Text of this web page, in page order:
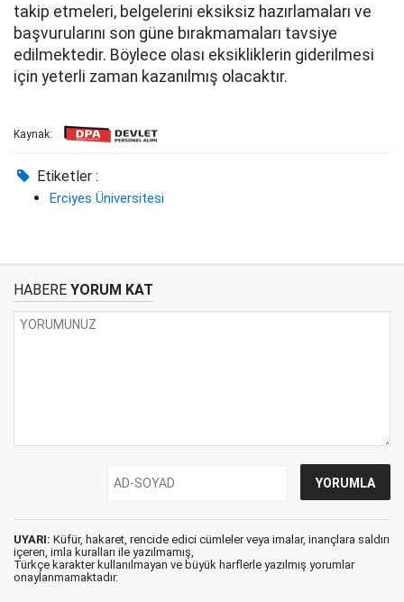
takip etmeleri, belgelerini eksiksiz hazırlamaları ve
başvurularını son güne bırakmamaları tavsiye
edilmektedir. Böylece olası eksikliklerin giderilmesi
için yeterli zaman kazanılmış olacaktır.
Kaynak:
Etiketler :
Erciyes Üniversitesi
HABERE YORUM KAT
UYARI: Küfür, hakaret, rencide edici cümleler veya imalar, inançlara saldırı
içeren, imla kuralları ile yazılmamış,
Türkçe karakter kullanılmayan ve büyük harflerle yazılmış yorumlar
onaylanmamaktadır.